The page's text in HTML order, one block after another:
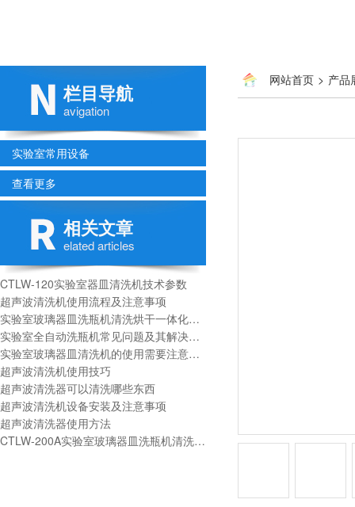
栏目导航
avigation
实验室常用设备
查看更多
相关文章
elated articles
CTLW-120实验室器皿清洗机技术参数
超声波清洗机使用流程及注意事项
实验室玻璃器皿洗瓶机清洗烘干一体化解决方案
实验室全自动洗瓶机常见问题及其解决方法
实验室玻璃器皿清洗机的使用需要注意以下几个问题：
超声波清洗机使用技巧
超声波清洗器可以清洗哪些东西
超声波清洗机设备安装及注意事项
超声波清洗器使用方法
CTLW-200A实验室玻璃器皿洗瓶机清洗架配置
网站首页 > 产品